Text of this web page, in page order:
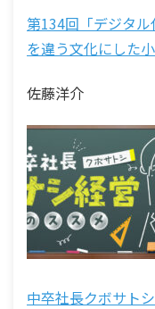
第134回「デジタ
を違う文化にした
佐藤洋介
中卒社長クボサト